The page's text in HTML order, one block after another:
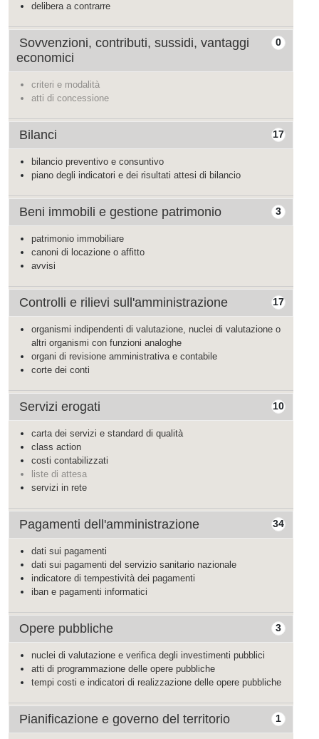
delibera a contrarre
0
Sovvenzioni, contributi, sussidi, vantaggi
economici
criteri e modalità
atti di concessione
17
Bilanci
bilancio preventivo e consuntivo
piano degli indicatori e dei risultati attesi di bilancio
3
Beni immobili e gestione patrimonio
patrimonio immobiliare
canoni di locazione o affitto
avvisi
17
Controlli e rilievi sull'amministrazione
organismi indipendenti di valutazione, nuclei di valutazione o
altri organismi con funzioni analoghe
organi di revisione amministrativa e contabile
corte dei conti
10
Servizi erogati
carta dei servizi e standard di qualità
class action
costi contabilizzati
liste di attesa
servizi in rete
34
Pagamenti dell'amministrazione
dati sui pagamenti
dati sui pagamenti del servizio sanitario nazionale
indicatore di tempestività dei pagamenti
iban e pagamenti informatici
3
Opere pubbliche
nuclei di valutazione e verifica degli investimenti pubblici
atti di programmazione delle opere pubbliche
tempi costi e indicatori di realizzazione delle opere pubbliche
1
Pianificazione e governo del territorio